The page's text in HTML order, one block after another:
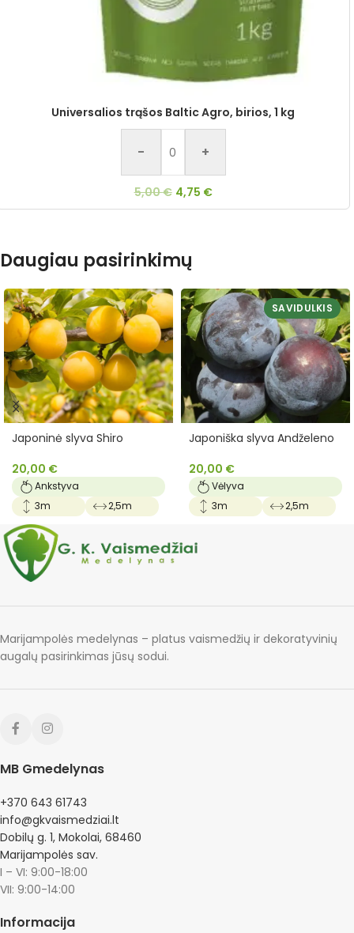
Universalios trąšos Baltic Agro, birios, 1 kg
- +
5,00€ 4,75 €
Daugiau pasirinkimų
Japoninė slyva Shiro
20,00 €
Ankstyva
3m
2,5m
SAVIDULKIS
Japoniška slyva Andželeno
20,00 €
Vėlyva
3m
2,5m
Marijampolės medelynas – platus vaismedžių ir dekoratyvinių
augalų pasirinkimas jūsų sodui.
MB Gmedelynas
+370 643 61743
info@gkvaismedziai.lt
Dobilų g. 1, Mokolai, 68460
Marijampolės sav.
I – VI: 9:00-18:00
VII: 9:00-14:00
Informacija